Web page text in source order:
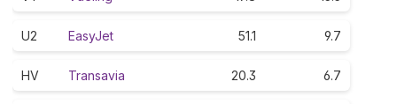
U2 EasyJet 51.1 9.7
HV Transavia 20.3 6.7